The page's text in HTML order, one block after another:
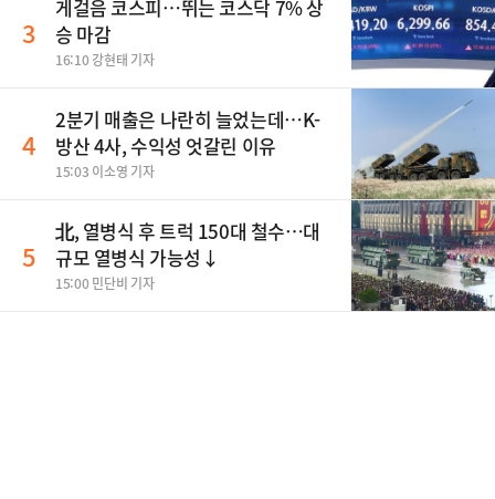
3
게걸음 코스피…뛰는 코스닥 7% 상
승 마감
16:10 강현태 기자
4
2분기 매출은 나란히 늘었는데…K-
방산 4사, 수익성 엇갈린 이유
15:03 이소영 기자
5
北, 열병식 후 트럭 150대 철수…대
규모 열병식 가능성↓
15:00 민단비 기자